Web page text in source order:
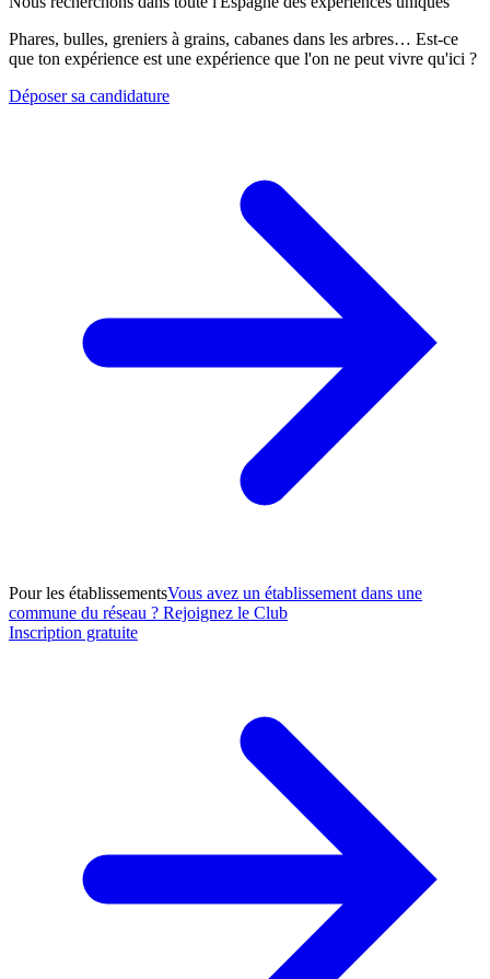
Phares, bulles, greniers à grains, cabanes dans les arbres… Est-ce
que ton expérience est une expérience que l'on ne peut vivre qu'ici ?
Déposer sa candidature
Pour les établissementsVous avez un établissement dans une
commune du réseau ? Rejoignez le Club
Inscription gratuite